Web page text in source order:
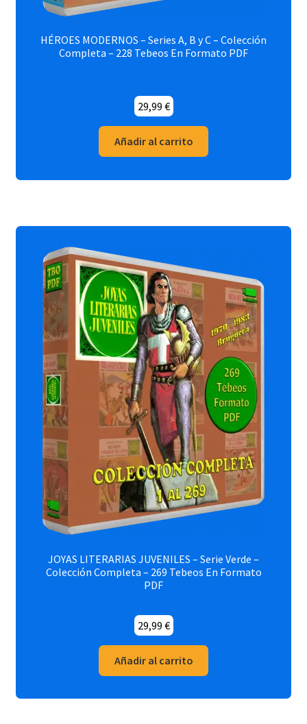
HÉROES MODERNOS – Series A, B y C – Colección
Completa – 228 Tebeos En Formato PDF
29,99 €
Añadir al carrito
JOYAS LITERARIAS JUVENILES – Serie Verde –
Colección Completa – 269 Tebeos En Formato
PDF
29,99 €
Añadir al carrito